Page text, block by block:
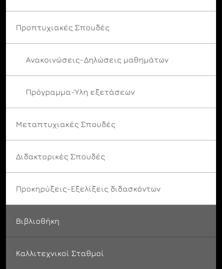
Προπτυχιακές Σπουδές
Ανακοινώσεις-Δηλώσεις μαθημάτων
Πρόγραμμα-Ύλη εξετάσεων
Μεταπτυχιακές Σπουδές
Διδακτορικές Σπουδές
Προκηρύξεις-Εξελίξεις διδασκόντων
Βιβλιοθήκη
Καλλιτεχνικοί Σταθμοί